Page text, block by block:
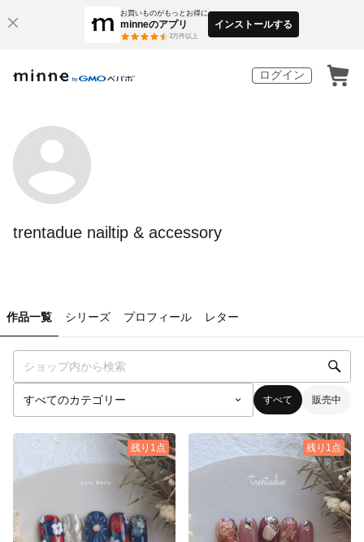
お買いものがもっとお得に
minneのアプリ
3万件以上
インストールする
ログイン
trentadue nailtip & accessory
作品一覧 シリーズ プロフィール レター
すべて 販売中
残り1点 残り1点